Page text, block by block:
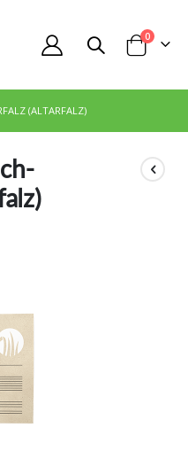
Cart
0Artikel
(ALTARFALZ)